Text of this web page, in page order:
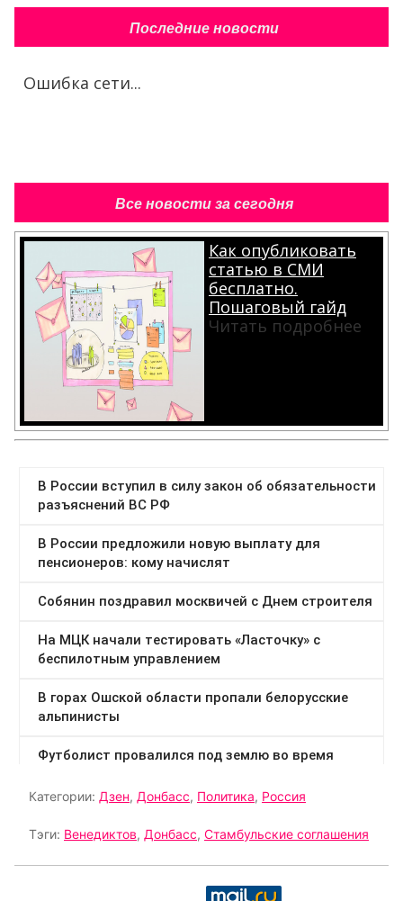
Последние новости
Ошибка сети...
Все новости за сегодня
Как опубликовать
статью в СМИ
бесплатно.
Пошаговый гайд
Читать подробнее
Категории: Дзен, Донбасс, Политика, Россия
Тэги: Венедиктов, Донбасс, Стамбульские соглашения